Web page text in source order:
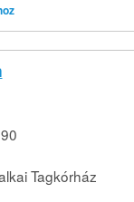
Tagkórház